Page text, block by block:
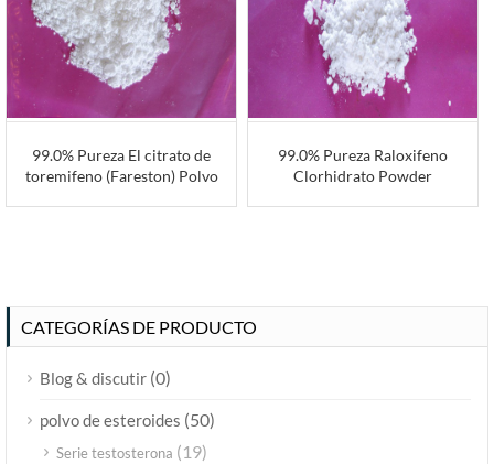
99.0% Pureza El citrato de
toremifeno (Fareston) Polvo
99.0% Pureza Raloxifeno
Clorhidrato Powder
CATEGORÍAS DE PRODUCTO
Blog & discutir (0)
polvo de esteroides (50)
Serie testosterona (19)